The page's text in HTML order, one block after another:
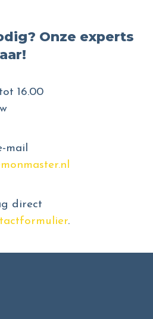
Onze experts
16.00
mail
direct
.